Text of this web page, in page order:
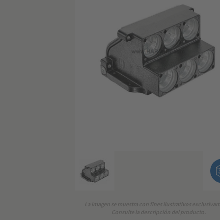
La imagen se muestra con fines ilustrativos
Consulte la descripción del producto.